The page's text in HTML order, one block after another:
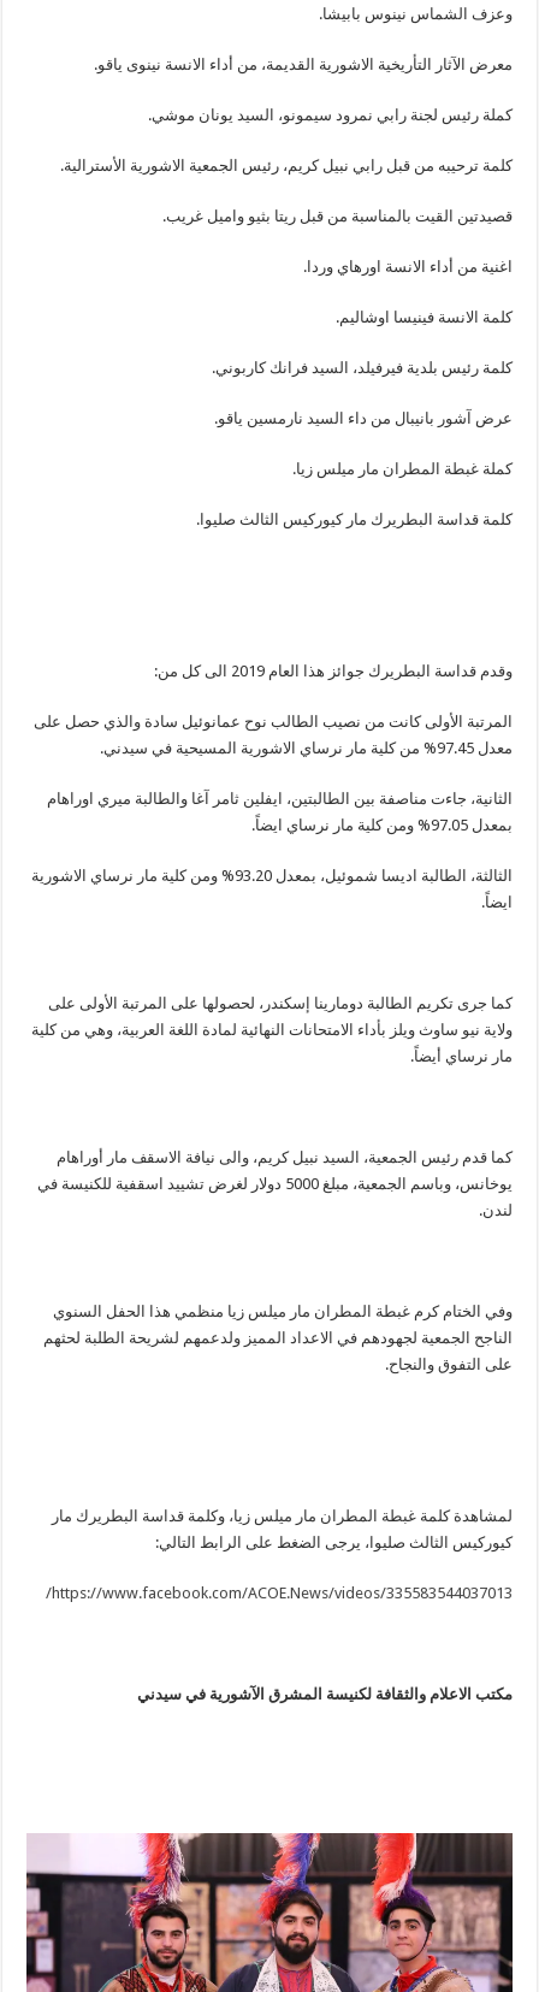
وعزف الشماس نينوس بابيشا.
معرض الآثار التأريخية الاشورية القديمة، من أداء الانسة نينوى ياقو.
كملة رئيس لجنة رابي نمرود سيمونو، السيد يونان موشي.
كلمة ترحيبه من قبل رابي نبيل كريم، رئيس الجمعية الاشورية الأسترالية.
قصيدتين القيت بالمناسبة من قبل ريتا بثيو واميل غريب.
اغنية من أداء الانسة اورهاي وردا.
كلمة الانسة فينيسا اوشاليم.
كلمة رئيس بلدية فيرفيلد، السيد فرانك كاربوني.
عرض آشور بانيبال من داء السيد نارمسين ياقو.
كملة غبطة المطران مار ميلس زيا.
كلمة قداسة البطريرك مار كيوركيس الثالث صليوا.
وقدم قداسة البطريرك جوائز هذا العام 2019 الى كل من:
المرتبة الأولى كانت من نصيب الطالب نوح عمانوئيل سادة والذي حصل على
معدل 97.45% من كلية مار نرساي الاشورية المسيحية في سيدني.
الثانية، جاءت مناصفة بين الطالبتين، ايفلين ثامر آغا والطالبة ميري اوراهام
بمعدل 97.05% ومن كلية مار نرساي ايضاً.
الثالثة، الطالبة اديسا شموئيل، بمعدل 93.20% ومن كلية مار نرساي الاشورية
ايضاً.
كما جرى تكريم الطالبة دومارينا إسكندر، لحصولها على المرتبة الأولى على
ولاية نيو ساوث ويلز بأداء الامتحانات النهائية لمادة اللغة العربية، وهي من كلية
مار نرساي أيضاً.
كما قدم رئيس الجمعية، السيد نبيل كريم، والى نيافة الاسقف مار أوراهام
يوخانس، وباسم الجمعية، مبلغ 5000 دولار لغرض تشييد اسقفية للكنيسة في
لندن.
وفي الختام كرم غبطة المطران مار ميلس زيا منظمي هذا الحفل السنوي
الناجح الجمعية لجهودهم في الاعداد المميز ولدعمهم لشريحة الطلبة لحثهم
على التفوق والنجاح.
لمشاهدة كلمة غبطة المطران مار ميلس زيا، وكلمة قداسة البطريرك مار
كيوركيس الثالث صليوا، يرجى الضغط على الرابط التالي:
https://www.facebook.com/ACOE.News/videos/335583544037013/
مكتب الاعلام والثقافة لكنيسة المشرق الآشورية في سيدني